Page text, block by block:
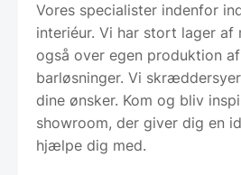
Vores specialister indenfor
interiéur. Vi har stort lager af
også over egen produktion
barløsninger. Vi
dine ønsker. Kom og bliv
showroom, der giver dig en
hjælpe dig med.